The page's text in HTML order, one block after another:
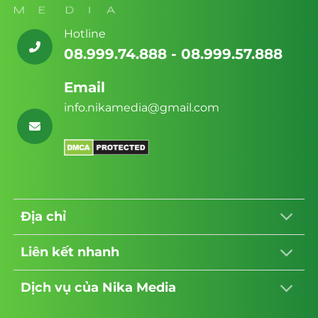
bán hàng đến web tin tức. Điều này cho
dạng của khách hàng.
đại, thân thiện với người dùng và dễ dàng
tùy biến. Đội ngũ thiết kế của họ sẽ làm việc
cùng bạn để đảm bảo trang web phản ánh
7. Quy trình thiết kế chặt chẽ
Nika Media tuân thủ quy trình thiết kế chặt
diện, phát triển, kiểm tra và triển khai. Điều
này đảm bảo rằng bạn sẽ nhận được một
Hotline
08.999.74.888 - 08.999.57.888
Email
info.nikamedia@gmail.com
Địa chỉ
Liên kết nhanh
Dịch vụ của Nika Media